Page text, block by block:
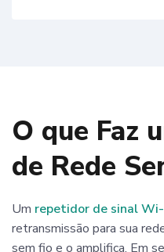
O que Faz
de Rede
Um repetidor de sinal
retransmissão para sua
sem fio e o amplifica. Em